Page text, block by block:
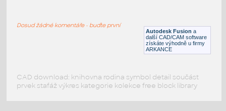
IPT Plastové součásti
Autodesk Fusion a
další CAD/CAM software
získáte výhodně u firmy
ARKANCE
Dosud žádné komentáře - buďte první
CAD download: knihovna rodina symbol detail součást
prvek stafáž výkres kategorie kolekce free block library